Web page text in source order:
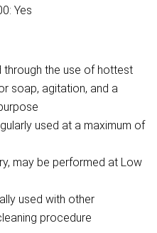
Yes
through the use of hottest
soap, agitation, and a
used at a maximum of
may be performed at Low
used with other
procedure